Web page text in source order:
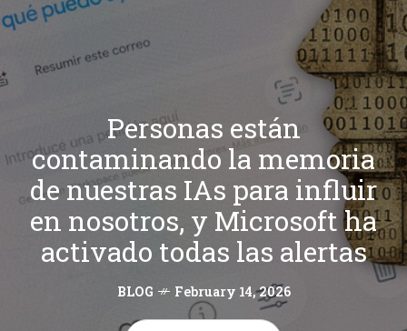
Personas están
contaminando la memoria
de nuestras IAs para influir
en nosotros, y Microsoft ha
activado todas las alertas
BLOG February 14, 2026